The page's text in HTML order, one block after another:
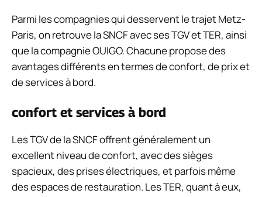
Parmi les compagnies qui desservent le trajet Metz-
Paris, on retrouve la SNCF avec ses TGV et TER, ainsi
que la compagnie OUIGO. Chacune propose des
avantages différents en termes de confort, de prix et
de services à bord.
confort et services à bord
Les TGV de la SNCF offrent généralement un
excellent niveau de confort, avec des sièges
spacieux, des prises électriques, et parfois même
des espaces de restauration. Les TER, quant à eux,